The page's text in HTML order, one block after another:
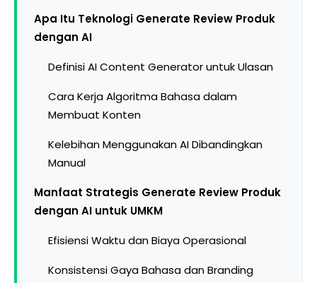
Apa Itu Teknologi Generate Review Produk
dengan AI
Definisi AI Content Generator untuk Ulasan
Cara Kerja Algoritma Bahasa dalam
Membuat Konten
Kelebihan Menggunakan AI Dibandingkan
Manual
Manfaat Strategis Generate Review Produk
dengan AI untuk UMKM
Efisiensi Waktu dan Biaya Operasional
Konsistensi Gaya Bahasa dan Branding